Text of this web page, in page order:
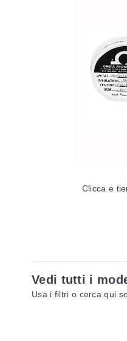
Clicca e
Vedi tutti i
Usa i filtri o cerca qui